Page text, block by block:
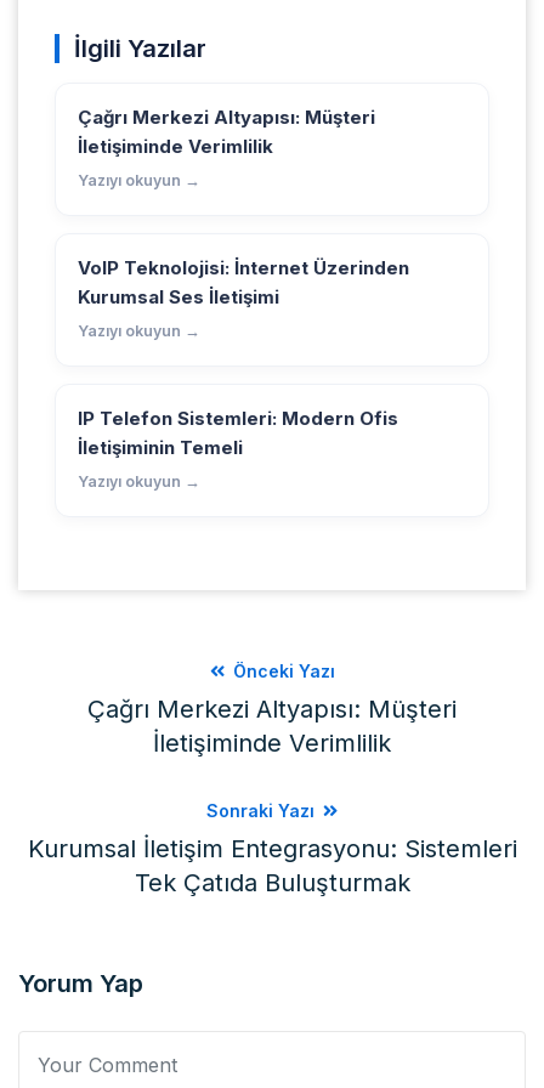
İlgili Yazılar
Çağrı Merkezi Altyapısı: Müşteri
İletişiminde Verimlilik
Yazıyı okuyun →
VoIP Teknolojisi: İnternet Üzerinden
Kurumsal Ses İletişimi
Yazıyı okuyun →
IP Telefon Sistemleri: Modern Ofis
İletişiminin Temeli
Yazıyı okuyun →
Önceki Yazı
Çağrı Merkezi Altyapısı: Müşteri
İletişiminde Verimlilik
Sonraki Yazı
Kurumsal İletişim Entegrasyonu: Sistemleri
Tek Çatıda Buluşturmak
Yorum Yap